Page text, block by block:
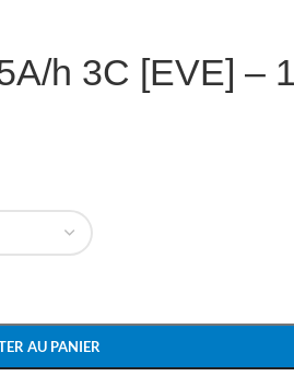
h 3C [EVE] –
AU PANIER